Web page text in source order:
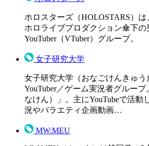
ホロスターズ（HOLOSTARS）
ホロライブプロダクション傘下
YouTuber（VTuber）グループ。
女子研究大学
女子研究大学（おなごけんきゅ
YouTuber／ゲーム実況者グルー
なけん）」。主にYouTubeで活動
況やバラエティ企画動画…
MW:MEU